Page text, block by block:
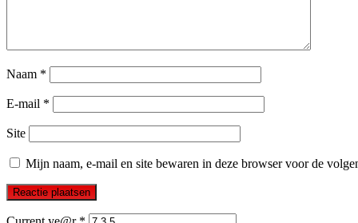
Naam *
E-mail *
Site
Mijn naam, e-mail en site bewaren in deze browser voor de